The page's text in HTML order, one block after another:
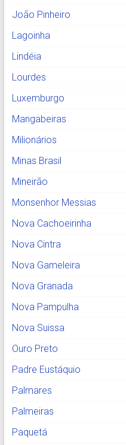
João Pinheiro
Lagoinha
Lindéia
Lourdes
Luxemburgo
Mangabeiras
Milionários
Minas Brasil
Mineirão
Monsenhor Messias
Nova Cachoeirinha
Nova Cintra
Nova Gameleira
Nova Granada
Nova Pampulha
Nova Suissa
Ouro Preto
Padre Eustáquio
Palmares
Palmeiras
Paquetá